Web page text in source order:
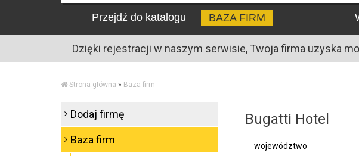
Przejdź do katalogu BAZA FIRM
Dzięki rejestracji w naszym serwisie, Twoja firma uzyska
Strona główna » Baza firm
Bugatti Hotel
województwo
Dodaj firmę
Baza firm